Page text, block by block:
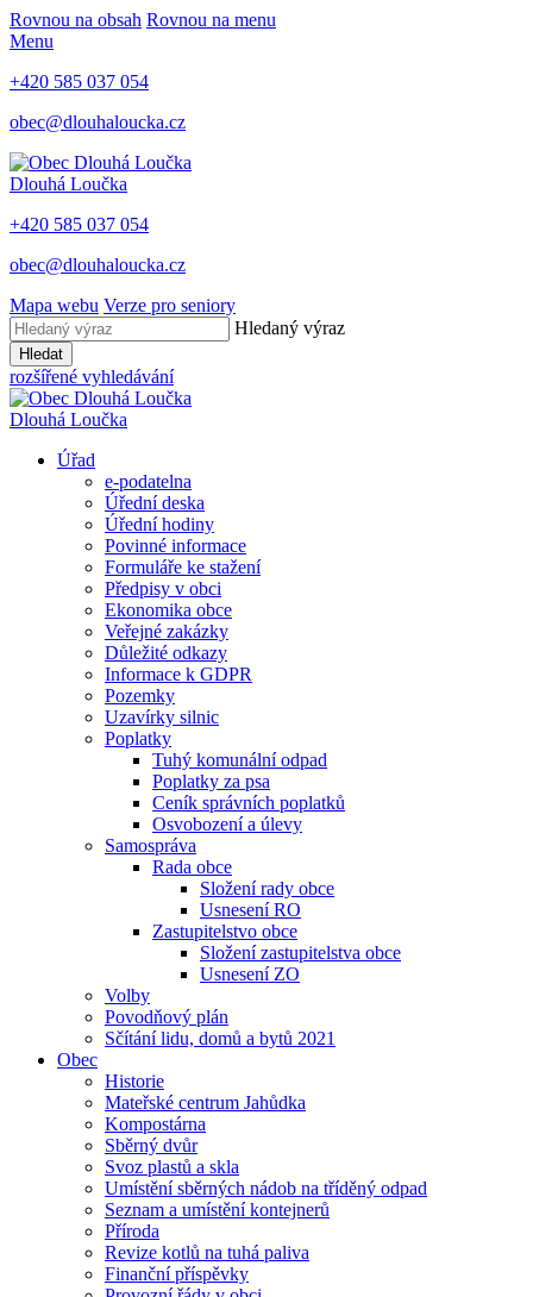
Rovnou na obsah Rovnou na menu
Menu
+420 585 037 054
obec@dlouhaloucka.cz
Dlouhá Loučka
+420 585 037 054
obec@dlouhaloucka.cz
Mapa webu Verze pro seniory
Hledaný výraz
Hledat
rozšířené vyhledávání
Dlouhá Loučka
Úřad
e-podatelna
Úřední deska
Úřední hodiny
Povinné informace
Formuláře ke stažení
Předpisy v obci
Ekonomika obce
Veřejné zakázky
Důležité odkazy
Informace k GDPR
Pozemky
Uzavírky silnic
Poplatky
Tuhý komunální odpad
Poplatky za psa
Ceník správních poplatků
Osvobození a úlevy
Samospráva
Rada obce
Složení rady obce
Usnesení RO
Zastupitelstvo obce
Složení zastupitelstva obce
Usnesení ZO
Volby
Povodňový plán
Sčítání lidu, domů a bytů 2021
Obec
Historie
Mateřské centrum Jahůdka
Kompostárna
Sběrný dvůr
Svoz plastů a skla
Umístění sběrných nádob na tříděný odpad
Seznam a umístění kontejnerů
Příroda
Revize kotlů na tuhá paliva
Finanční příspěvky